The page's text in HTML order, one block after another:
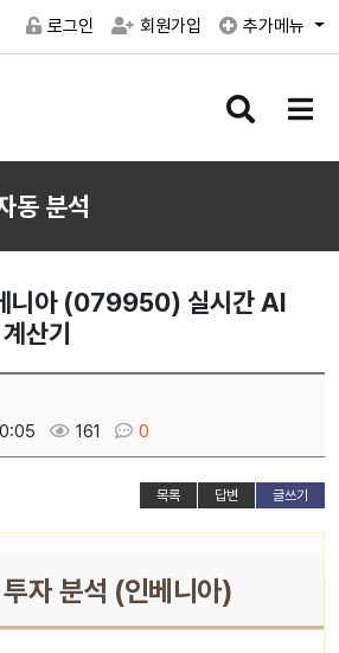
로그인 회원가입 추가메뉴
검
버
메
버
동 분석
니아 (079950) 실시간 AI
산기
161 0
목록 답변 글쓰기
자 분석 (인베니아)